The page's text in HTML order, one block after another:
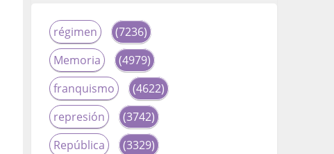
régimen
(7236)
Memoria
(4979)
franquismo
(4622)
represión
(3742)
República
(3329)